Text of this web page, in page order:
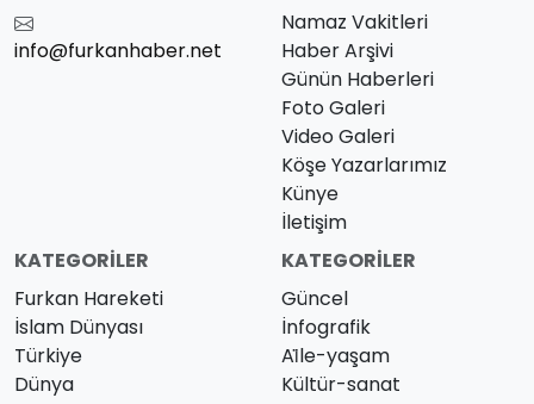
info@furkanhaber.net
Namaz Vakitleri
Haber Arşivi
Günün Haberleri
Foto Galeri
Video Galeri
Köşe Yazarlarımız
Künye
İletişim
KATEGORILER
Furkan Hareketi
İslam Dünyası
Türkiye
Dünya
KATEGORILER
Güncel
İnfografik
Ai̇le-yaşam
Kültür-sanat